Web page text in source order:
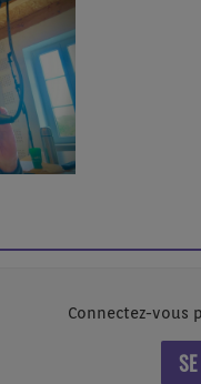
Connectez-vous